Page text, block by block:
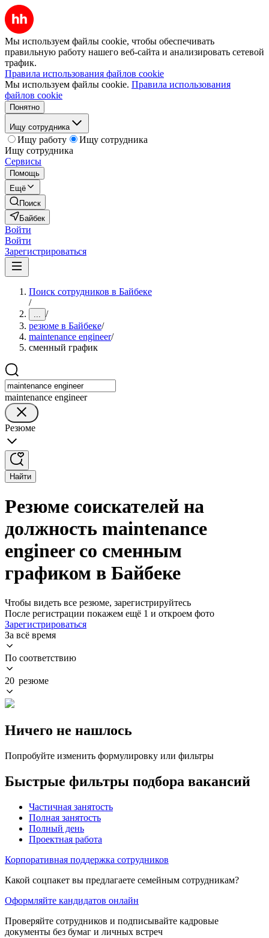
Мы используем файлы cookie, чтобы обеспечивать
правильную работу нашего веб-сайта и анализировать сетевой
трафик.
Правила использования файлов cookie
Мы используем файлы cookie. Правила использования
файлов cookie
Понятно
Ищу сотрудника
Ищу работу
Ищу сотрудника
Ищу сотрудника
Сервисы
Помощь
Ещё
Поиск
Байбек
Войти
Войти
Зарегистрироваться
Поиск сотрудников в Байбеке
/
... /
резюме в Байбеке/
maintenance engineer/
сменный график
maintenance engineer
Резюме
Найти
Резюме соискателей на
должность maintenance
engineer со сменным
графиком в Байбеке
Чтобы видеть все резюме, зарегистрируйтесь
После регистрации покажем ещё 1 и откроем фото
Зарегистрироваться
За всё время
По соответствию
20 резюме
Ничего не нашлось
Попробуйте изменить формулировку или фильтры
Быстрые фильтры подбора вакансий
Частичная занятость
Полная занятость
Полный день
Проектная работа
Корпоративная поддержка сотрудников
Какой соцпакет вы предлагаете семейным сотрудникам?
Оформляйте кандидатов онлайн
Проверяйте сотрудников и подписывайте кадровые
документы без бумаг и личных встреч